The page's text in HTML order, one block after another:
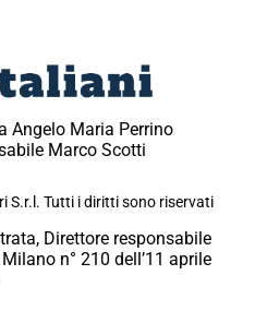
Angelo Maria Perrino
Marco Scotti
S.r.l. Tutti i diritti sono riservati
Direttore responsabile
n° 210 dell’11 aprile